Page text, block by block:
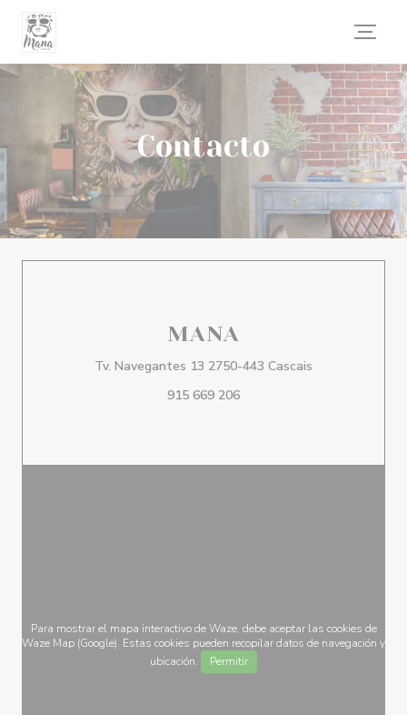
Personalización de sus opciones de cookies
Contacto
MANA
Tv. Navegantes 13 2750-443 Cascais
915 669 206
Para mostrar el mapa interactivo de Waze, debe aceptar las cookies de
Waze Map (Google). Estas cookies pueden recopilar datos de navegación y
ubicación.
Permitir